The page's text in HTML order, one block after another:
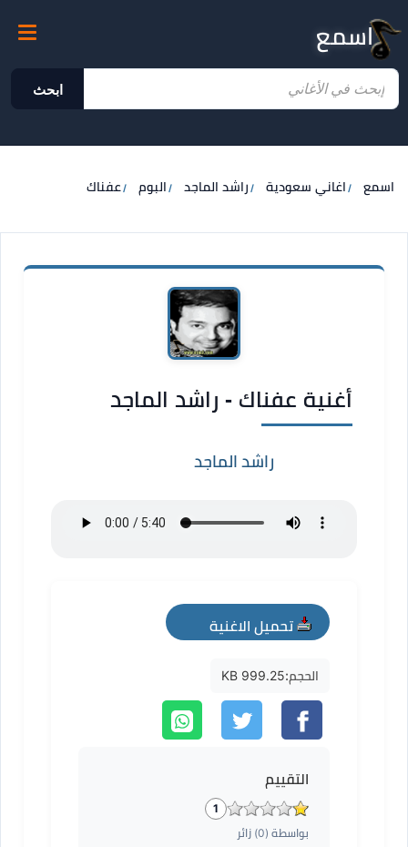
اسمع
ابحث
اسمع اغاني سعودية راشد الماجد البوم عفناك
أغنية عفناك - راشد الماجد
راشد الماجد
تحميل الاغنية
mp3
الحجم:999.25 KB
التقييم
1
بواسطة (0) زائر